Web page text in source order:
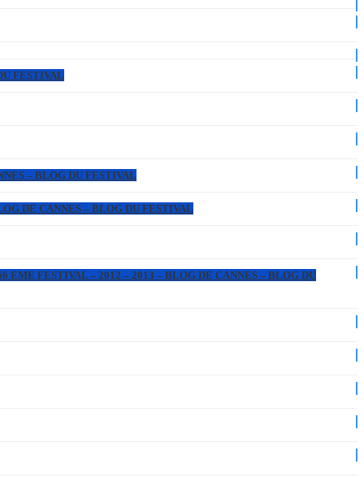
FESTIVAL
– BLOG DU FESTIVAL
DE CANNES – BLOG DU FESTIVAL
FESTIVAL – 2012 – 2013 – BLOG DE CANNES – BLOG DU